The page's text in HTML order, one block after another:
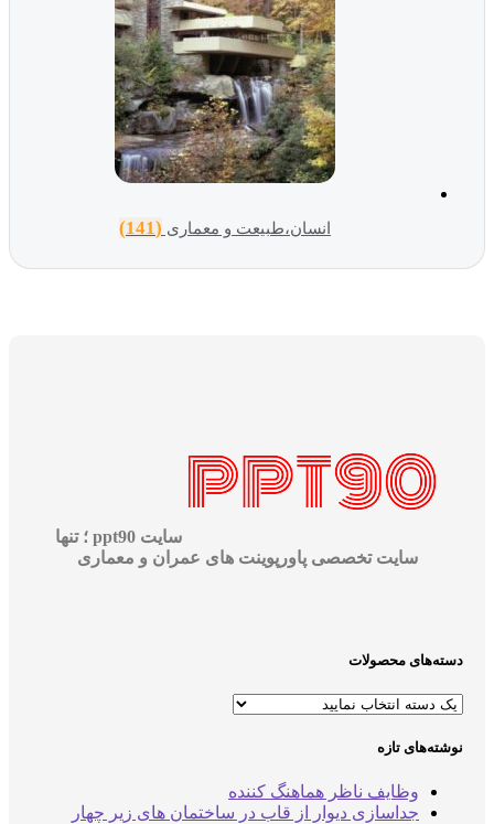
انسان،طبیعت و معماری (141)
سایت ppt90 ؛ تنها
سایت تخصصی پاورپوینت های عمران و معماری
محصولات
تازه
وظایف ناظر هماهنگ کننده
جداسازی دیوار از قاب در ساختمان های زیر چهار